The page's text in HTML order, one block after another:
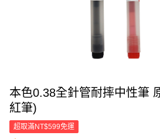
本色0.38全針管耐摔中性筆
紅筆)
超取滿NT$599免運